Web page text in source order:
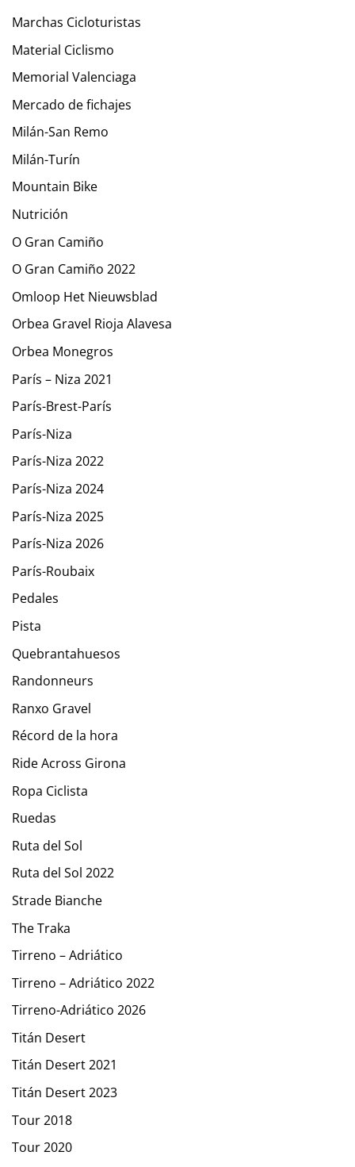
Marchas Cicloturistas
Material Ciclismo
Memorial Valenciaga
Mercado de fichajes
Milán-San Remo
Milán-Turín
Mountain Bike
Nutrición
O Gran Camiño
O Gran Camiño 2022
Omloop Het Nieuwsblad
Orbea Gravel Rioja Alavesa
Orbea Monegros
París – Niza 2021
París-Brest-París
París-Niza
París-Niza 2022
París-Niza 2024
París-Niza 2025
París-Niza 2026
París-Roubaix
Pedales
Pista
Quebrantahuesos
Randonneurs
Ranxo Gravel
Récord de la hora
Ride Across Girona
Ropa Ciclista
Ruedas
Ruta del Sol
Ruta del Sol 2022
Strade Bianche
The Traka
Tirreno – Adriático
Tirreno – Adriático 2022
Tirreno-Adriático 2026
Titán Desert
Titán Desert 2021
Titán Desert 2023
Tour 2018
Tour 2020